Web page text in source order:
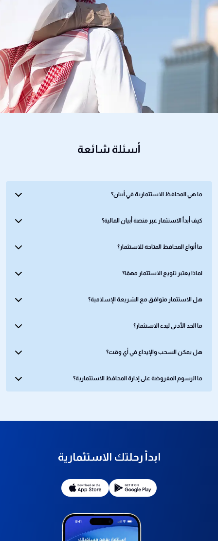
أسئلة شائعة
ما هي المحافظ الاستثمارية في أبيان؟
كيف أبدأ الاستثمار عبر منصة أبيان المالية؟
ما أنواع المحافظ المتاحة للاستثمار؟
لماذا يعتبر تنويع الاستثمار مهمًا؟
هل الاستثمار متوافق مع الشريعة الإسلامية؟
ما الحد الأدنى لبدء الاستثمار؟
هل يمكن السحب والإيداع في أي وقت؟
ما الرسوم المفروضة على إدارة المحافظ الاستثمارية؟
ابدأ رحلتك الاستثمارية